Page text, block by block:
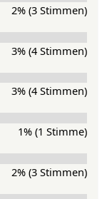
2% (3 Stimmen)
3% (4 Stimmen)
3% (4 Stimmen)
1% (1 Stimme)
2% (3 Stimmen)